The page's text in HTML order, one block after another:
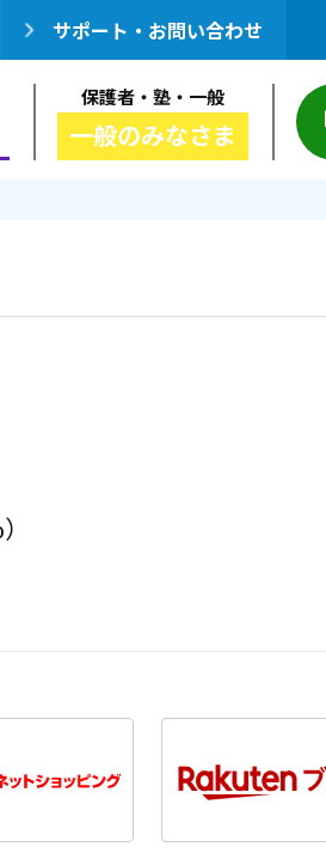
サポート・お問い合わせ
保護者・塾・一般
一般のみなさま